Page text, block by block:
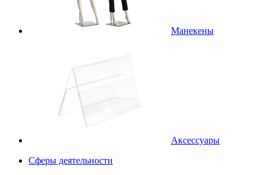
Манекены
Аксессуары
Сферы деятельности